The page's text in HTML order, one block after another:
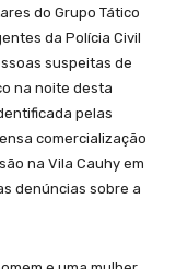
do Grupo Tático
da Polícia Civil
suspeitas de
na noite desta
pelas
comercialização
na Vila Cauhy em
denúncias sobre a